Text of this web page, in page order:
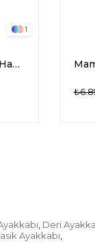
1
Mammamia D25KB-8335 Kadın Hakiki Nubuk Deri Chelsea Bot Siyah
, Deri
Ayakkabı,